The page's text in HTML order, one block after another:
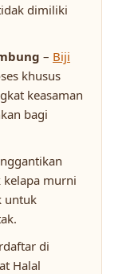
dimiliki
– Biji
khusus
keasaman
bagi
murni
untuk
di
Halal